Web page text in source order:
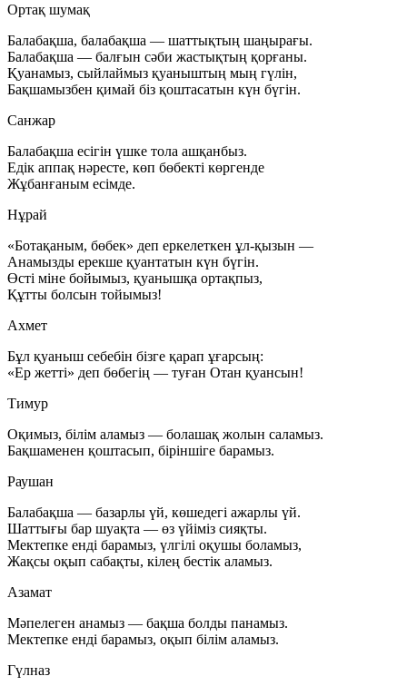
Ортақ шумақ
Балабақша, балабақша — шаттықтың шаңырағы.
Балабақша — балғын сәби жастықтың қорғаны.
Қуанамыз, сыйлаймыз қуаныштың мың гүлін,
Бақшамызбен қимай біз қоштасатын күн бүгін.
Санжар
Балабақша есігін үшке тола ашқанбыз.
Едік аппақ нәресте, көп бөбекті көргенде
Жұбанғаным есімде.
Нұрай
«Ботақаным, бөбек» деп еркелеткен ұл-қызын —
Анамызды ерекше қуантатын күн бүгін.
Өсті міне бойымыз, қуанышқа ортақпыз,
Құтты болсын тойымыз!
Ахмет
Бұл қуаныш себебін бізге қарап ұғарсың:
«Ер жетті» деп бөбегің — туған Отан қуансын!
Тимур
Оқимыз, білім аламыз — болашақ жолын саламыз.
Бақшаменен қоштасып, біріншіге барамыз.
Раушан
Балабақша — базарлы үй, көшедегі ажарлы үй.
Шаттығы бар шуақта — өз үйіміз сияқты.
Мектепке енді барамыз, үлгілі оқушы боламыз,
Жақсы оқып сабақты, кілең бестік аламыз.
Азамат
Мәпелеген анамыз — бақша болды панамыз.
Мектепке енді барамыз, оқып білім аламыз.
Гүлназ